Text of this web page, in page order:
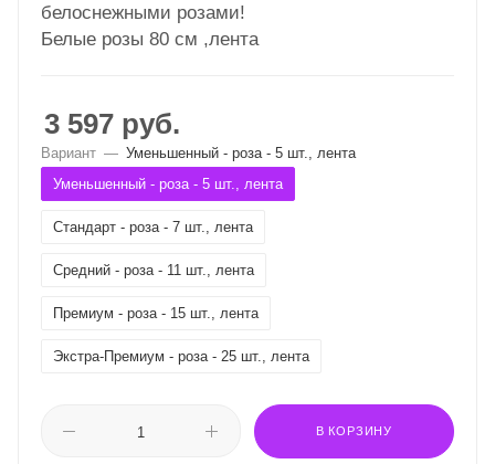
белоснежными розами!
Белые розы 80 см ,лента
3 597 руб.
Вариант — Уменьшенный - роза - 5 шт., лента
Уменьшенный - роза - 5 шт., лента
Стандарт - роза - 7 шт., лента
Средний - роза - 11 шт., лента
Премиум - роза - 15 шт., лента
Экстра-Премиум - роза - 25 шт., лента
В КОРЗИНУ